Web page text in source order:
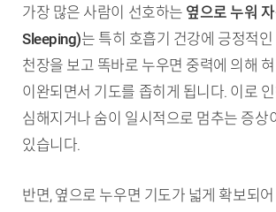
가장 많은 사람이 선호하는 옆으로 누워
Sleeping)는 특히 호흡기 건강에 긍정적
천장을 보고 똑바로 누우면 중력에 의해 혀
이완되면서 기도를 좁히게 됩니다. 이로
심해지거나 숨이 일시적으로 멈추는 증상
있습니다.
반면, 옆으로 누우면 기도가 넓게 확보되어